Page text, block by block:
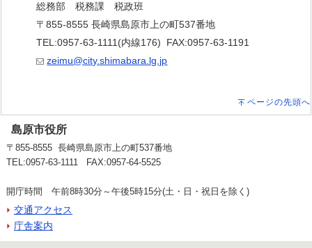
総務部 税務課 税政班
〒855-8555 長崎県島原市上の町537番地
TEL:0957-63-1111(内線176) FAX:0957-63-1191
zeimu@city.shimabara.lg.jp
ページの先頭へ
島原市役所
〒855-8555 長崎県島原市上の町537番地
TEL:0957-63-1111 FAX:0957-64-5525
開庁時間 午前8時30分～午後5時15分(土・日・祝日を除く)
交通アクセス
庁舎案内